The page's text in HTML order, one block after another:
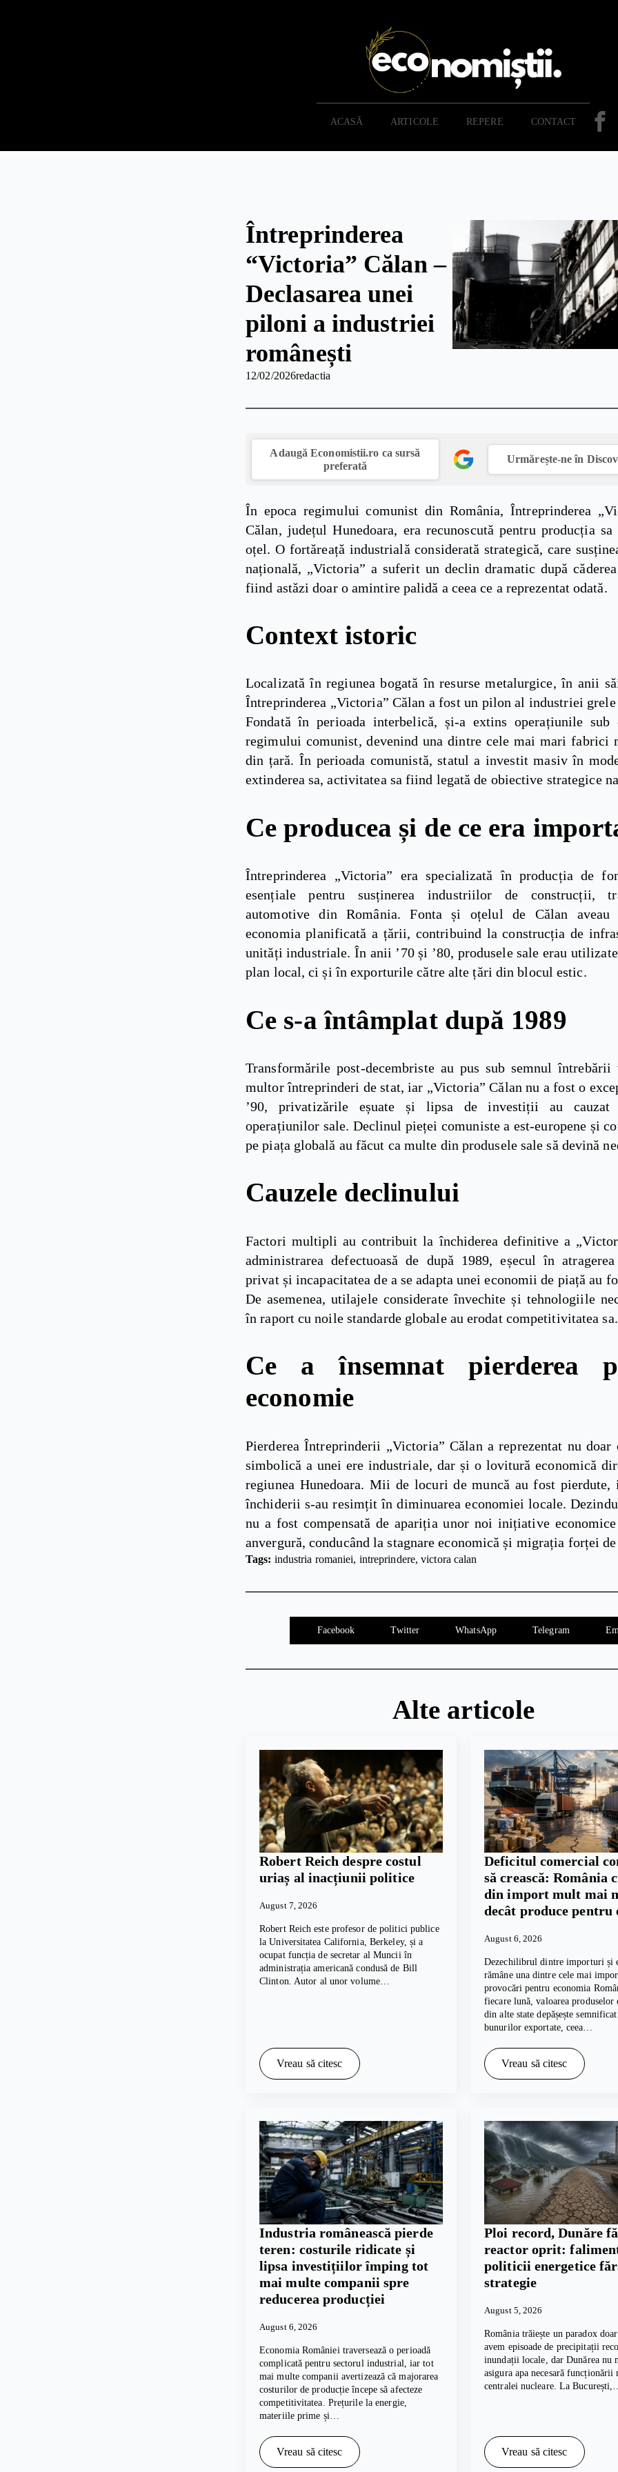
ACASĂ ARTICOLE REPERE CONTACT
Întreprinderea
“Victoria” Călan –
Declasarea unei
piloni a industriei
românești
12/02/2026redactia
Adaugă Economistii.ro ca sursă
preferată
Urmărește-ne în
În epoca regimului comunist din România, Întreprinderea
Călan, județul Hunedoara, era recunoscută pentru producția
oțel. O fortăreață industrială considerată strategică, care
națională, „Victoria” a suferit un declin dramatic după
fiind astăzi doar o amintire palidă a ceea ce a reprezentat odată.
Context istoric
Localizată în regiunea bogată în resurse metalurgice, în anii
Întreprinderea „Victoria” Călan a fost un pilon al industriei
Fondată în perioada interbelică, și-a extins operațiunile sub
regimului comunist, devenind una dintre cele mai mari fabrici
din țară. În perioada comunistă, statul a investit masiv în
extinderea sa, activitatea sa fiind legată de obiective strategice
Ce producea și de ce era
Întreprinderea „Victoria” era specializată în producția de
esențiale pentru susținerea industriilor de construcții,
automotive din România. Fonta și oțelul de Călan
economia planificată a țării, contribuind la construcția de
unități industriale. În anii ’70 și ’80, produsele sale erau
plan local, ci și în exporturile către alte țări din blocul estic.
Ce s-a întâmplat după 1989
Transformările post-decembriste au pus sub semnul întrebării
multor întreprinderi de stat, iar „Victoria” Călan nu a fost o
’90, privatizările eșuate și lipsa de investiții au cauzat
operațiunilor sale. Declinul pieței comuniste a est-europene și
pe piața globală au făcut ca multe din produsele sale să devină
Cauzele declinului
Factori multipli au contribuit la închiderea definitive a
administrarea defectuoasă de după 1989, eșecul în
privat și incapacitatea de a se adapta unei economii de piață au
De asemenea, utilajele considerate învechite și tehnologiile
în raport cu noile standarde globale au erodat competitivitatea sa.
Ce a însemnat pierderea
economie
Pierderea Întreprinderii „Victoria” Călan a reprezentat nu doar
simbolică a unei ere industriale, dar și o lovitură economică
regiunea Hunedoara. Mii de locuri de muncă au fost pierdute,
închiderii s-au resimțit în diminuarea economiei locale.
nu a fost compensată de apariția unor noi inițiative economice
anvergură, conducând la stagnare economică și migrația forței
Tags: industria romaniei intreprindere victora calan
Facebook Twitter WhatsApp Telegram
Alte articole
Robert Reich despre costul
uriaș al inacțiunii politice
August 7, 2026
Robert Reich este profesor de politici publice
la Universitatea California, Berkeley, și a
ocupat funcția de secretar al Muncii în
administrația americană condusă de Bill
Clinton. Autor al unor volume…
Vreau să citesc
Deficitul comercial
să crească: România
din import mult mai
decât produce pentru
August 6, 2026
Dezechilibrul dintre importuri și
rămâne una dintre cele mai
provocări pentru economia
fiecare lună, valoarea produselor
din alte state depășește
bunurilor exportate, ceea…
Vreau să citesc
Industria românească pierde
teren: costurile ridicate și
lipsa investițiilor împing tot
mai multe companii spre
reducerea producției
August 6, 2026
Economia României traversează o perioadă
complicată pentru sectorul industrial, iar tot
mai multe companii avertizează că majorarea
costurilor de producție începe să afecteze
competitivitatea. Prețurile la energie,
materiile prime și…
Vreau să citesc
Ploi record, Dunăre
reactor oprit:
politicii energetice
strategie
August 5, 2026
România trăiește un paradox
avem episoade de precipitații
inundații locale, dar Dunărea nu
asigura apa necesară funcționării
centralei nucleare. La
Vreau să citesc